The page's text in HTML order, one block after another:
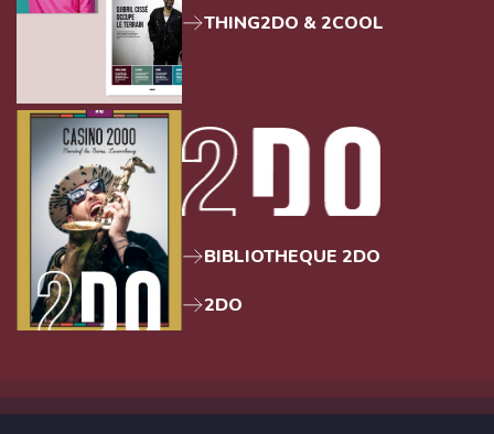
THING2DO & 2COOL
BIBLIOTHEQUE 2DO
2DO